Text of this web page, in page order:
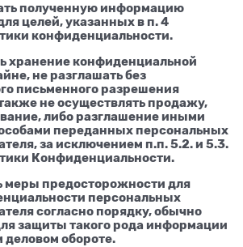
полученную информацию
целей, указанных в п. 4
конфиденциальности.
хранение конфиденциальной
не разглашать без
письменного разрешения
не осуществлять продажу,
либо разглашение иными
переданных персональных
за исключением п.п. 5.2. и 5.3.
Конфиденциальности.
меры предосторожности для
персональных
согласно порядку, обычно
защиты такого рода информации
обороте.